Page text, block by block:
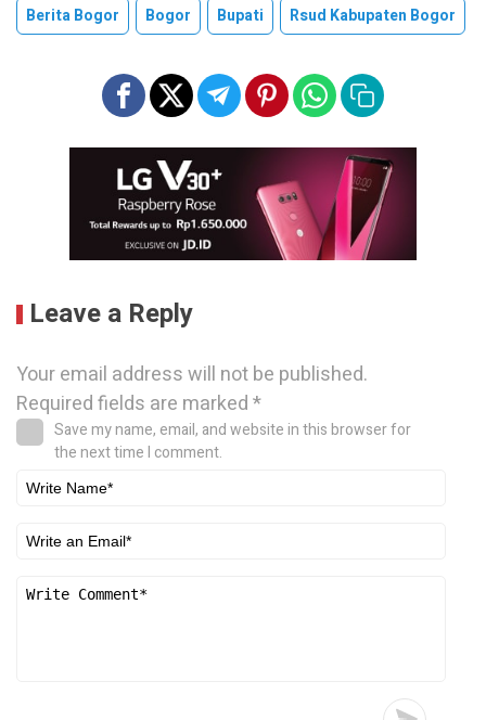
Berita Bogor
Bogor Bupati Rsud Kabupaten Bogor
Leave a Reply
Your email address will not be published.
Required fields are marked*
Save my name, email, and website in this browser for
the next time I comment.